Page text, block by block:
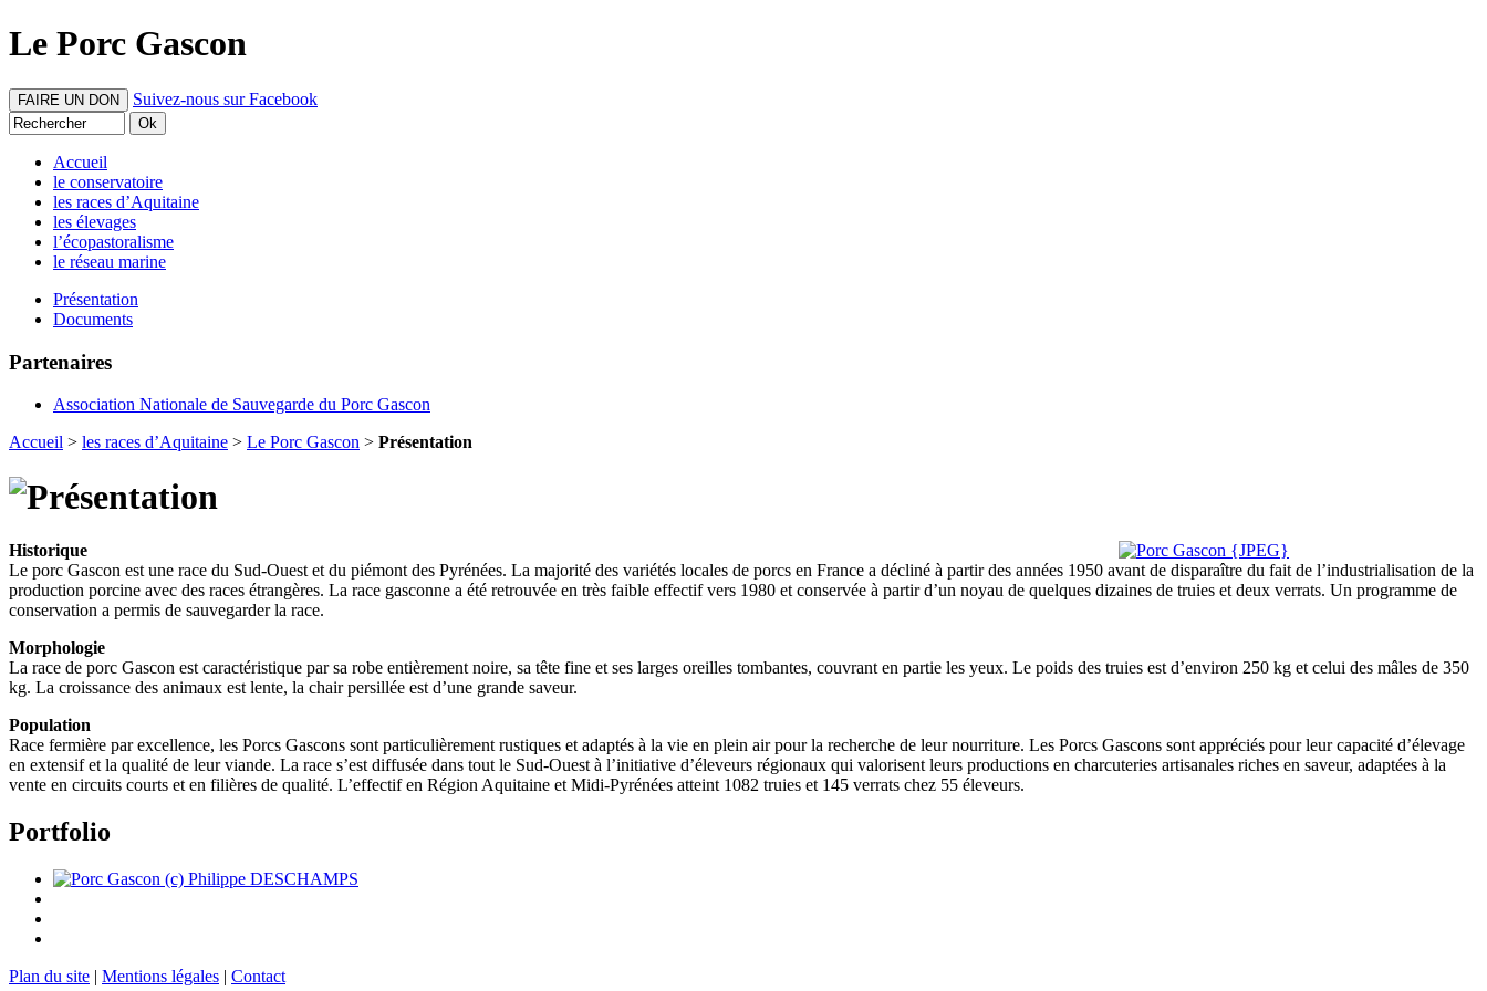
Le Porc Gascon
FAIRE UN DON Suivez-nous sur Facebook
Accueil
le conservatoire
les races d’Aquitaine
les élevages
l’écopastoralisme
le réseau marine
Présentation
Documents
Partenaires
Association Nationale de Sauvegarde du Porc Gascon
Accueil > les races d’Aquitaine > Le Porc Gascon > Présentation
Historique
Le porc Gascon est une race du Sud-Ouest et du piémont des Pyrénées. La majorité des variétés locales de porcs en France a décliné à partir des années 1950 avant de disparaître du fait de l’industrialisation de la
production porcine avec des races étrangères. La race gasconne a été retrouvée en très faible effectif vers 1980 et conservée à partir d’un noyau de quelques dizaines de truies et deux verrats. Un programme de
conservation a permis de sauvegarder la race.
Morphologie
La race de porc Gascon est caractéristique par sa robe entièrement noire, sa tête fine et ses larges oreilles tombantes, couvrant en partie les yeux. Le poids des truies est d’environ 250 kg et celui des mâles de 350
kg. La croissance des animaux est lente, la chair persillée est d’une grande saveur.
Population
Race fermière par excellence, les Porcs Gascons sont particulièrement rustiques et adaptés à la vie en plein air pour la recherche de leur nourriture. Les Porcs Gascons sont appréciés pour leur capacité d’élevage
en extensif et la qualité de leur viande. La race s’est diffusée dans tout le Sud-Ouest à l’initiative d’éleveurs régionaux qui valorisent leurs productions en charcuteries artisanales riches en saveur, adaptées à la
vente en circuits courts et en filières de qualité. L’effectif en Région Aquitaine et Midi-Pyrénées atteint 1082 truies et 145 verrats chez 55 éleveurs.
Portfolio
Plan du site | Mentions légales | Contact